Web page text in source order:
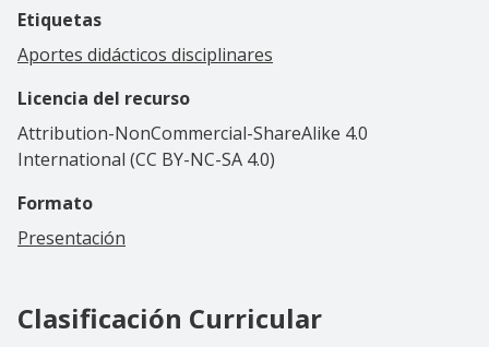
Etiquetas
Aportes didácticos disciplinares
Licencia del recurso
Attribution-NonCommercial-ShareAlike 4.0
International (CC BY-NC-SA 4.0)
Formato
Presentación
Clasificación Curricular